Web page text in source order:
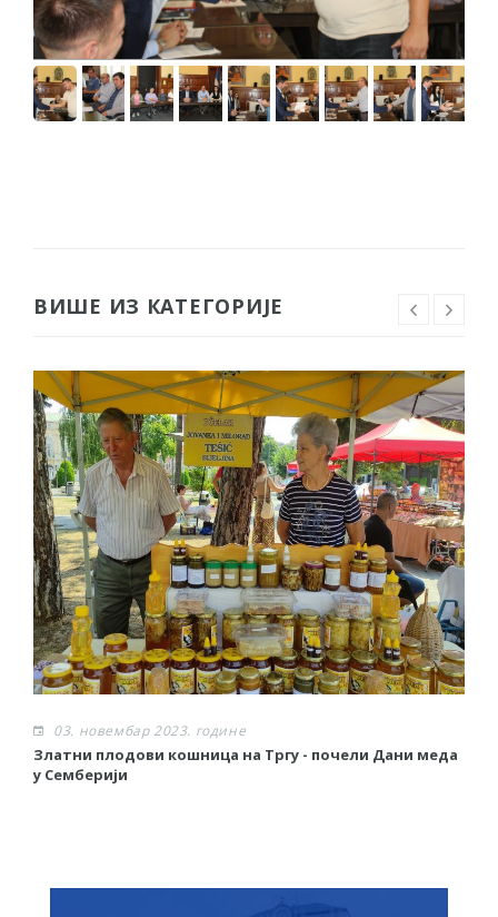
ВИШЕ ИЗ КАТЕГОРИЈЕ
03. новембар 2023. године
Златни плодови кошница на Тргу - почели Дани меда
у Семберији